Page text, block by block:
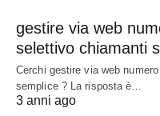
gestire via web
selettivo chiamanti
Cerchi gestire via web
semplice ? La risposta è…
3 anni ago